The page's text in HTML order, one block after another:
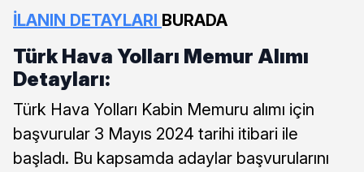
İLANIN DETAYLARI BURADA
Türk Hava Yolları Memur Alımı
Detayları:
Türk Hava Yolları Kabin Memuru alımı için
başvurular 3 Mayıs 2024 tarihi itibari ile
başladı. Bu kapsamda adaylar başvurularını